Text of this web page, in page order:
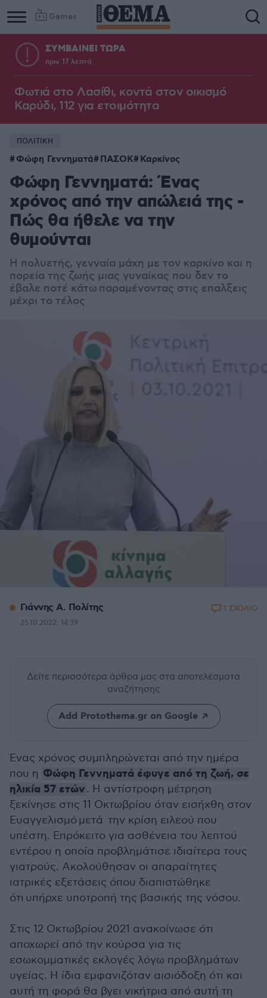
Games
ΣΥΜΒΑΙΝΕΙ ΤΩΡΑ
πριν 17 λεπτά
Φωτιά στο Λασίθι, κοντά στον οικισμό
Καρύδι, 112 για ετοιμότητα
ΠΟΛΙΤΙΚΗ
Φώφη Γεννηματά ΠΑΣΟΚ Καρκίνος
Φώφη Γεννηματά: Ένας
χρόνος από την απώλειά της -
Πώς θα ήθελε να την
θυμούνται
Η πολυετής, γενναία μάχη με τον καρκίνο και η
πορεία της ζωής μιας γυναίκας που δεν το
έβαλε ποτέ κάτω παραμένοντας στις επαλξεις
μέχρι το τέλος
Γιάννης Α. Πολίτης
25.10.2022, 14:39
1 ΣΧΟΛΙΟ
Δείτε περισσότερα άρθρα μας στα αποτελέσματα
αναζήτησης
Add Protothema.gr on Google
Ένας χρόνος συμπληρώνεται από την ημέρα
που η Φώφη Γεννηματά έφυγε από τη ζωή, σε
ηλικία 57 ετών. Η αντίστροφη μέτρηση
ξεκίνησε στις 11 Οκτωβρίου όταν εισήχθη στον
Ευαγγελισμό μετά την κρίση ειλεού που
υπέστη. Επρόκειτο για ασθένεια του λεπτού
εντέρου η οποία προβλημάτισε ιδιαίτερα τους
γιατρούς. Ακολούθησαν οι απαραίτητες
ιατρικές εξετάσεις όπου διαπιστώθηκε
ότι υπήρχε υποτροπή της βασικής της νόσου.
Στις 12 Οκτωβρίου 2021 ανακοίνωσε ότι
αποχωρεί από την κούρσα για τις
εσωκομματικές εκλογές λόγω προβλημάτων
υγείας. Η ίδια εμφανιζόταν αισιόδοξη ότι και
αυτή τη φορά θα βγει νικήτρια από αυτή τη